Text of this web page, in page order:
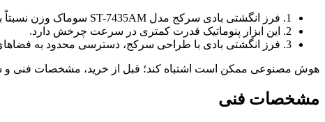
1. فرز انگشتی بادی سرکج مدل ST-7435AM سوماک وزن نسبتاً بالایی دارد.
2. این ابزار پنوماتیک قدرت کمتری در سرعت چرخش دارد.
3. فرز انگشتی بادی با طراحی سرکج، دسترسی محدود به فضاهای تنگ دارد.
هوش مصنوعی ممکن است اشتباه کند؛ قبل از خرید، مشخصات فنی
مشخصات فنی